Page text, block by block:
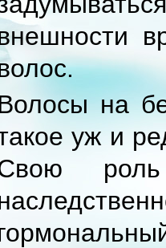
на
уж и